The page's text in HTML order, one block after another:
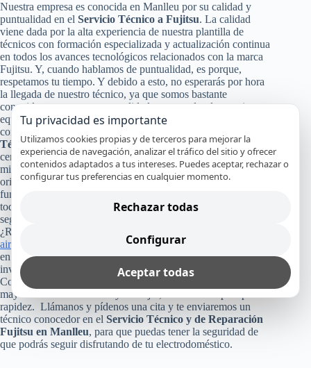
Nuestra empresa es conocida en Manlleu por su calidad y
puntualidad en el Servicio Técnico a Fujitsu. La calidad
viene dada por la alta experiencia de nuestra plantilla de
técnicos con formación especializada y actualización continua
en todos los avances tecnológicos relacionados con la marca
Fujitsu. Y, cuando hablamos de puntualidad, es porque,
respetamos tu tiempo. Y debido a esto, no esperarás por hora
la llegada de nuestro técnico, ya que somos bastante
conocidos por nuestra puntualidad, para poder darte a ti y a tu
equipo Fujitsu un servicio de calidad en Manlleu. Pero no solo
con eso nos conformamos nuestra calidad en el
Técnico y de Reparación Fujitsu , también pasa por la
certificación de nuestros especialistas, nuestro servicio en el
mismo día en la mayoría de los casos y el uso de recambios
originales Fujitsu que garanticen que tu aparato continuará
funcionando con alto rendimiento y por mucho tiempo. Y a
todo esto, le damos un broche de oro con nuestra absoluta y
segura garantía por nuestro trabajo.
¿Recuerdas cuánto costó tu refrigerador, lavadora, lavavajillas,
aire acondicionado
o cualquier otro equipo Fujitsu que tienes
en tu casa, empresa u oficina? Pues, no arriesgues esa
inversión, poniendo tu aparato en manos inexperta.
Consúltanos, ya que como te dijimos arriba, te reparamos
mayormente el mismo día y lo mejor, sin cobro de plus por
rapidez. Llámanos y pídenos una cita y te enviaremos un
técnico conocedor en el Servicio Técnico y de Reparación
Fujitsu en Manlleu, para que puedas tener la seguridad de
que podrás seguir disfrutando de tu electrodoméstico.
Tu privacidad es importante
Utilizamos cookies propias y de terceros para mejorar la
experiencia de navegación, analizar el tráfico del sitio y ofrecer
contenidos adaptados a tus intereses. Puedes aceptar, rechazar o
configurar tus preferencias en cualquier momento.
Rechazar todas
Configurar
Aceptar todas